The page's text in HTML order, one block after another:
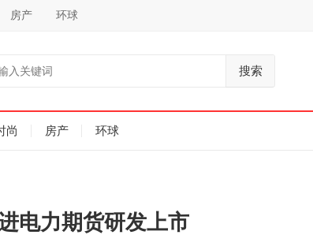
房产 环球
搜索
尚 房产 环球
电力期货研发上市